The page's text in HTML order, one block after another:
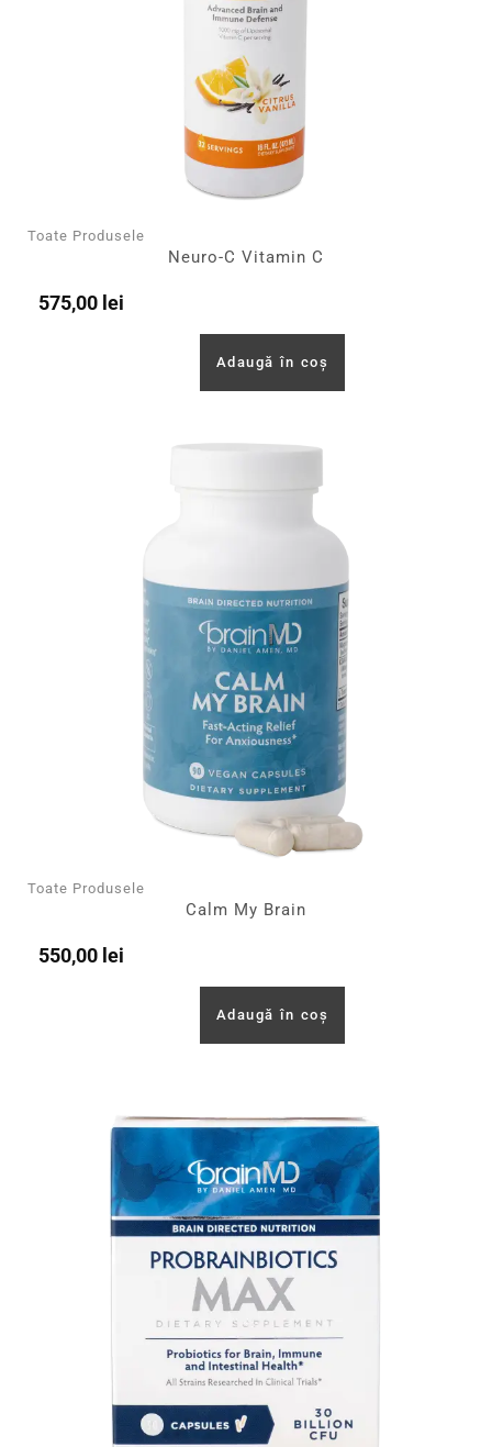
Toate Produsele
Neuro-C Vitamin C
575,00 lei
Adaugă în coș
Toate Produsele
Calm My Brain
550,00 lei
Adaugă în coș